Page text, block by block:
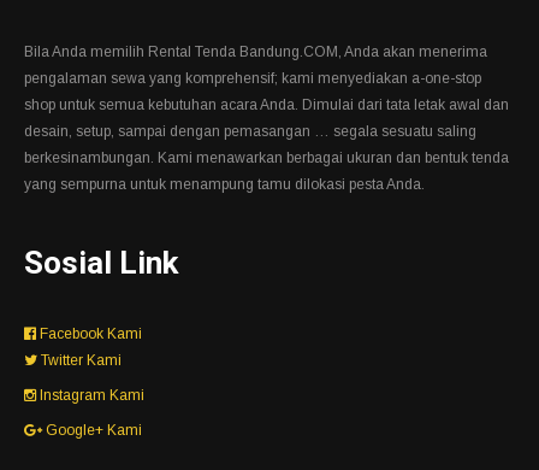
Bila Anda memilih Rental Tenda Bandung.COM, Anda akan menerima
pengalaman sewa yang komprehensif; kami menyediakan a-one-stop
shop untuk semua kebutuhan acara Anda. Dimulai dari tata letak awal dan
desain, setup, sampai dengan pemasangan … segala sesuatu saling
berkesinambungan. Kami menawarkan berbagai ukuran dan bentuk tenda
yang sempurna untuk menampung tamu dilokasi pesta Anda.
Sosial Link
Facebook Kami
Twitter Kami
Instagram Kami
Google+ Kami